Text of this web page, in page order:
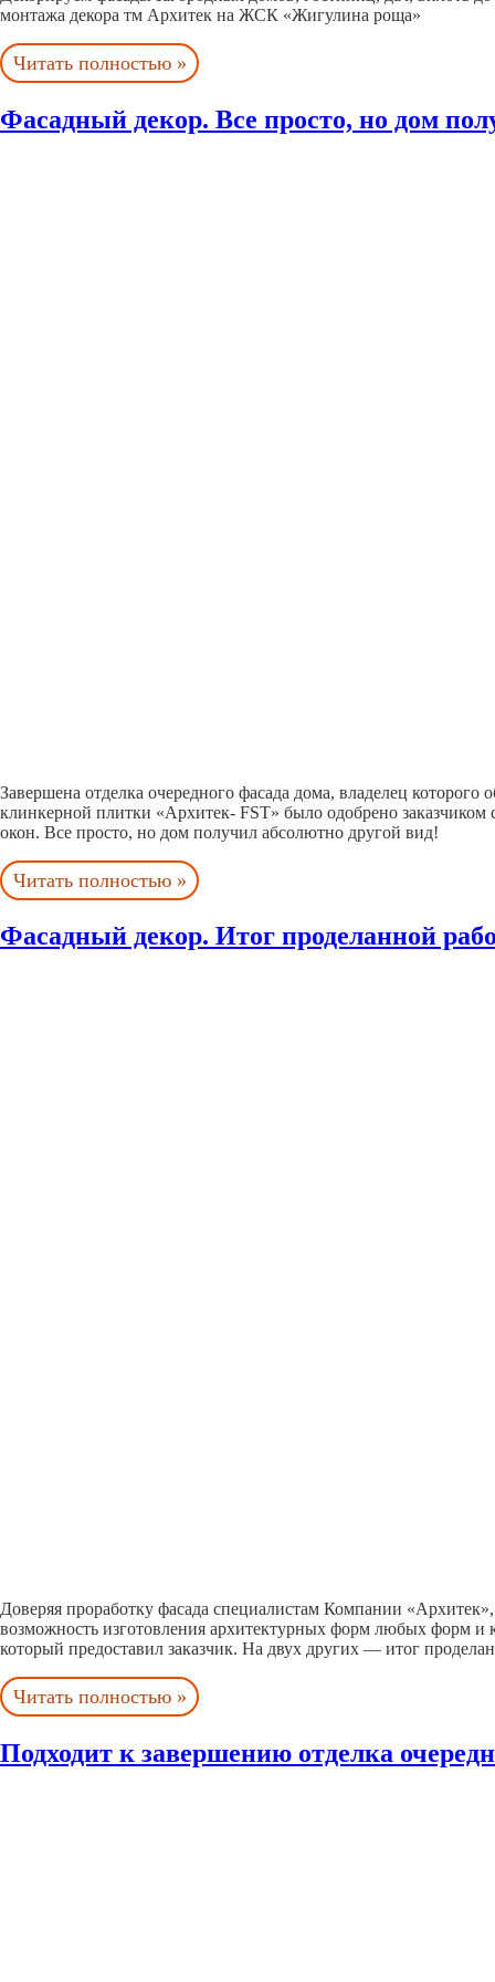
монтажа декора тм Архитек на ЖСК «Жигулина роща»
Читать полностью »
Фасадный декор. Все просто, но дом
Завершена отделка очередного фасада дома, владелец
клинкерной плитки «Архитек- FST» было одобрено
окон. Все просто, но дом получил абсолютно другой вид!
Читать полностью »
Фасадный декор. Итог проделанной
Доверяя проработку фасада специалистам Компании
возможность изготовления архитектурных форм любых форм
который предоставил заказчик. На двух других — итог
Читать полностью »
Подходит к завершению отделка